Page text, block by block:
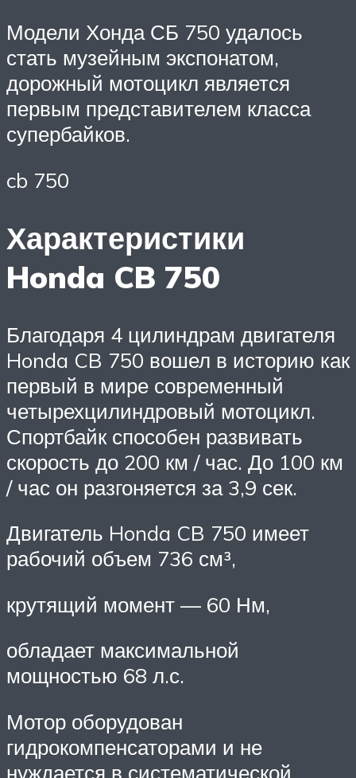
Модели Хонда СБ 750 удалось
стать музейным экспонатом,
дорожный мотоцикл является
первым представителем класса
супербайков.
cb 750
Характеристики
Honda CB 750
Благодаря 4 цилиндрам двигателя
Honda CB 750 вошел в историю как
первый в мире современный
четырехцилиндровый мотоцикл.
Спортбайк способен развивать
скорость до 200 км / час. До 100 км
/ час он разгоняется за 3,9 сек.
Двигатель Honda CB 750 имеет
рабочий объем 736 см³,
крутящий момент — 60 Нм,
обладает максимальной
мощностью 68 л.с.
Мотор оборудован
гидрокомпенсаторами и не
нуждается в систематической